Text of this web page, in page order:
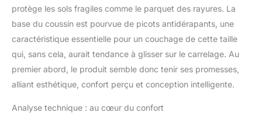
antidérapant, ce panier
pour chien est conçu
pour durer. Sa
conception robuste
garantit sa stabilité, pour
votre tranquillité d'esprit
et celle de votre animal.
Sans produits chimiques
il a été testé REACH. ☑️
protège les sols fragiles comme le parquet des rayures. La
base du coussin est pourvue de picots antidérapants, une
caractéristique essentielle pour un couchage de cette taille
qui, sans cela, aurait tendance à glisser sur le carrelage. Au
premier abord, le produit semble donc tenir ses promesses,
alliant esthétique, confort perçu et conception intelligente.
Analyse technique : au cœur du confort